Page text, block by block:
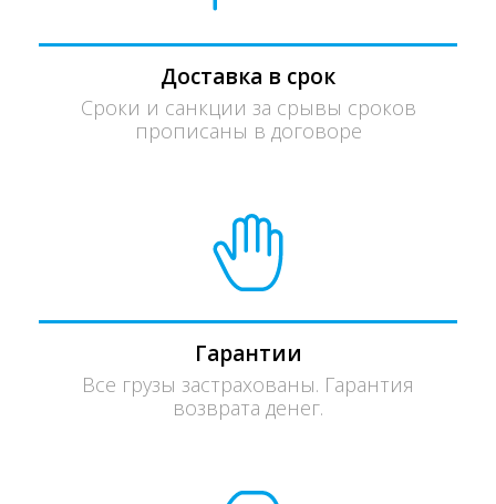
Доставка в срок
Сроки и санкции за срывы сроков
прописаны в договоре
Гарантии
Все грузы застрахованы. Гарантия
возврата денег.